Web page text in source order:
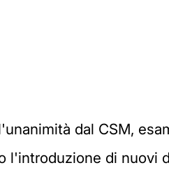
dal CSM,
l'introduzione di nuovi